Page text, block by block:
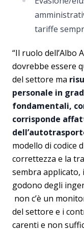
tariffe
“Il ruolo dell’Albo
dovrebbe essere
del settore ma
personale in
fondamentali,
corrisponde
modello di codice
correttezza e la
sembra applicato,
godono degli
non c’è un
del settore e i
carenti e non